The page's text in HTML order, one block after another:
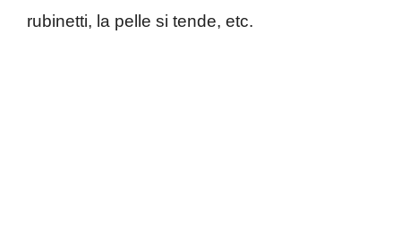
rubinetti, la pelle si tende, etc.